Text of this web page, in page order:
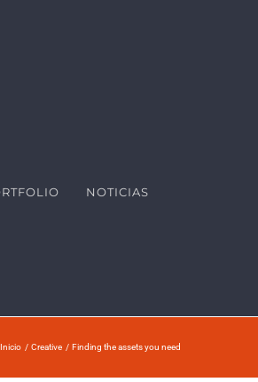
NOTICIAS
Inicio Creative Finding the assets you need